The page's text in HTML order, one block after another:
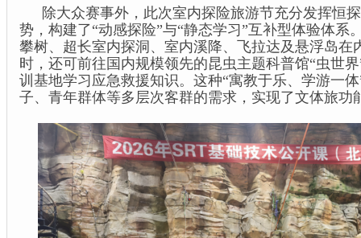
除大众赛事外，此次室内探险旅游节充分发挥恒
势，构建了“动感探险”与“静态学习”互补型体验体系
攀树、超长室内探洞、室内溪降、飞拉达及悬浮岛在
时，还可前往国内规模领先的昆虫主题科普馆“虫世
训基地学习应急救援知识。这种“寓教于乐、学游一
子、青年群体等多层次客群的需求，实现了文体旅功